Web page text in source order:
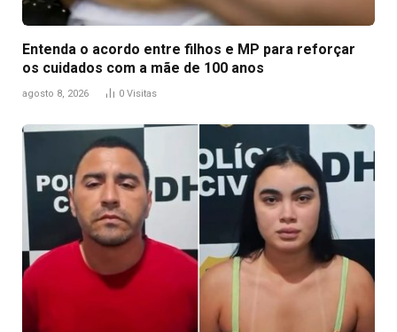
Entenda o acordo entre filhos e MP para reforçar
os cuidados com a mãe de 100 anos
agosto 8, 2026 0 Visitas